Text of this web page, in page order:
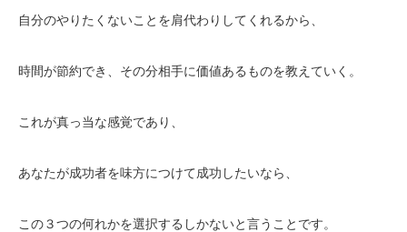
自分のやりたくないことを肩代わりしてくれるから、
時間が節約でき、その分相手に価値あるものを教えていく。
これが真っ当な感覚であり、
あなたが成功者を味方につけて成功したいなら、
この３つの何れかを選択するしかないと言うことです。